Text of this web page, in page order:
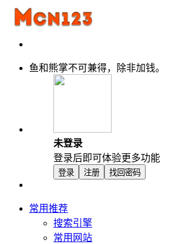
鱼和熊掌不可兼得，除非加钱。
未登录
登录后即可体验更多功能
登录 注册 找回密码
常用推荐
搜索引擎
常用网站